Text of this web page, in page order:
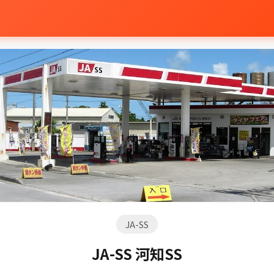
JA-SS
JA-SS 河知SS